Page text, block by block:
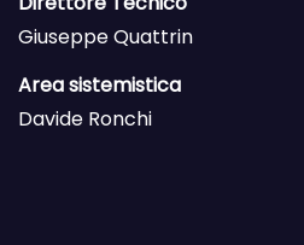
Giuseppe Quattrin
Area sistemistica
Davide Ronchi